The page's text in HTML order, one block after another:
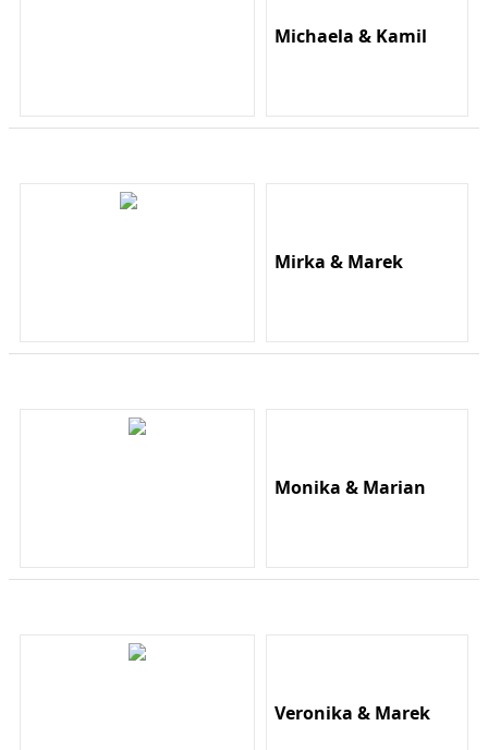
Michaela & Kamil
Mirka & Marek
Monika & Marian
Veronika & Marek